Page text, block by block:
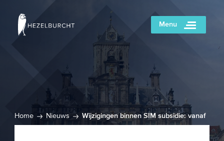
Menu
Home Nieuws
Wijzigingen binnen SIM subsidie: vanaf